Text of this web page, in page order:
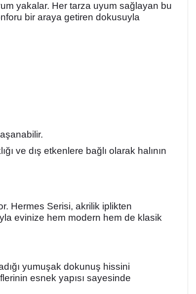
yakalar. Her tarza uyum sağlayan bu
bir araya getiren dokusuyla
ve dış etkenlere bağlı olarak halının
Hermes Serisi, akrilik iplikten
evinize hem modern hem de klasik
yumuşak dokunuş hissini
esnek yapısı sayesinde